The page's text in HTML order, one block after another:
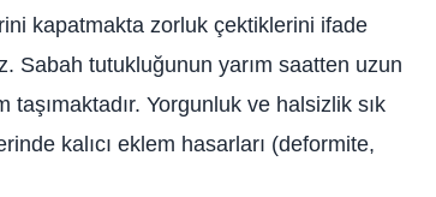
kapatmakta zorluk çektiklerini ifade
Sabah tutukluğunun yarım saatten uzun
taşımaktadır. Yorgunluk ve halsizlik sık
kalıcı eklem hasarları (deformite,